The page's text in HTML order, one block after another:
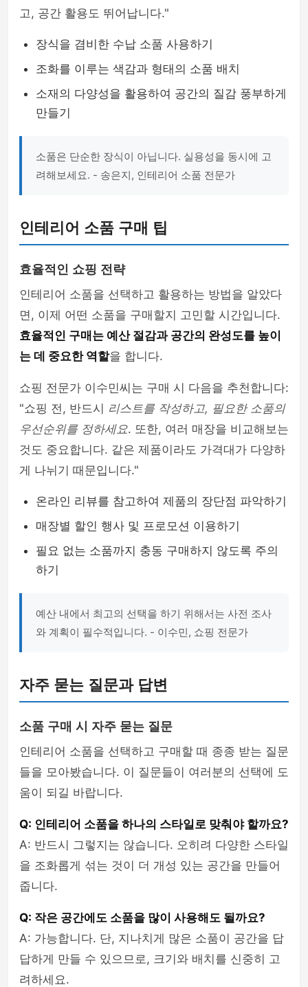
고, 공간 활용도 뛰어납니다."
장식을 겸비한 수납 소품 사용하기
조화를 이루는 색감과 형태의 소품 배치
소재의 다양성을 활용하여 공간의 질감 풍부하게
만들기
소품은 단순한 장식이 아닙니다. 실용성을 동시에 고
려해보세요. - 송은지, 인테리어 소품 전문가
인테리어 소품 구매 팁
효율적인 쇼핑 전략
인테리어 소품을 선택하고 활용하는 방법을 알았다
면, 이제 어떤 소품을 구매할지 고민할 시간입니다.
효율적인 구매는 예산 절감과 공간의 완성도를 높이
는 데 중요한 역할을 합니다.
쇼핑 전문가 이수민씨는 구매 시 다음을 추천합니다:
"쇼핑 전, 반드시 리스트를 작성하고, 필요한 소품의
우선순위를 정하세요. 또한, 여러 매장을 비교해보는
것도 중요합니다. 같은 제품이라도 가격대가 다양하
게 나뉘기 때문입니다."
온라인 리뷰를 참고하여 제품의 장단점 파악하기
매장별 할인 행사 및 프로모션 이용하기
필요 없는 소품까지 충동 구매하지 않도록 주의
하기
예산 내에서 최고의 선택을 하기 위해서는 사전 조사
와 계획이 필수적입니다. - 이수민, 쇼핑 전문가
자주 묻는 질문과 답변
소품 구매 시 자주 묻는 질문
인테리어 소품을 선택하고 구매할 때 종종 받는 질문
들을 모아봤습니다. 이 질문들이 여러분의 선택에 도
움이 되길 바랍니다.
Q: 인테리어 소품을 하나의 스타일로 맞춰야 할까요?
A: 반드시 그렇지는 않습니다. 오히려 다양한 스타일
을 조화롭게 섞는 것이 더 개성 있는 공간을 만들어
줍니다.
Q: 작은 공간에도 소품을 많이 사용해도 될까요?
A: 가능합니다. 단, 지나치게 많은 소품이 공간을 답
답하게 만들 수 있으므로, 크기와 배치를 신중히 고
려하세요.